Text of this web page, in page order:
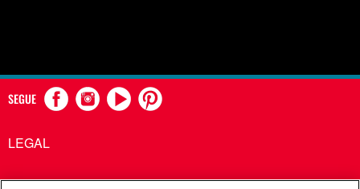
SEGUE
LEGAL